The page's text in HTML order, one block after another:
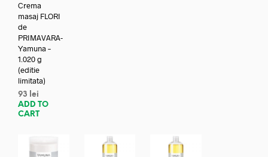
Crema
masaj FLORI
de
PRIMAVARA-
Yamuna –
1.020 g
(editie
limitata)
93
lei
ADD TO
CART